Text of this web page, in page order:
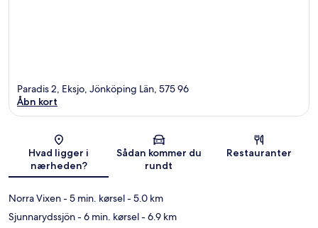
Kort
Paradis 2, Eksjo, Jönköping Län, 575 96
Åbn kort
Hvad ligger i
nærheden?
Sådan kommer du
rundt
Restauranter
Norra Vixen- 5 min. kørsel- 5.0 km
Sjunnarydssjön- 6 min. kørsel- 6.9 km